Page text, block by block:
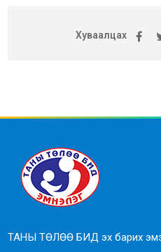
Хуваалцах
ТАНЫ ТӨЛӨӨ БИД эх барих